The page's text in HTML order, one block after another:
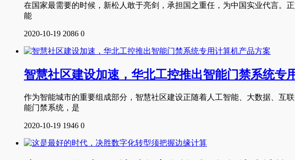
在国家最需要的时候，新松人敢于亮剑，承担国之重任，为中国实业代言。
能
2020-10-19 2086 0
智慧社区建设加速，华北工控推出智能门禁系统专
作为智能城市的重要组成部分，智慧社区建设正随着人工智能、大数据、互
能门禁系统，是
2020-10-19 1946 0